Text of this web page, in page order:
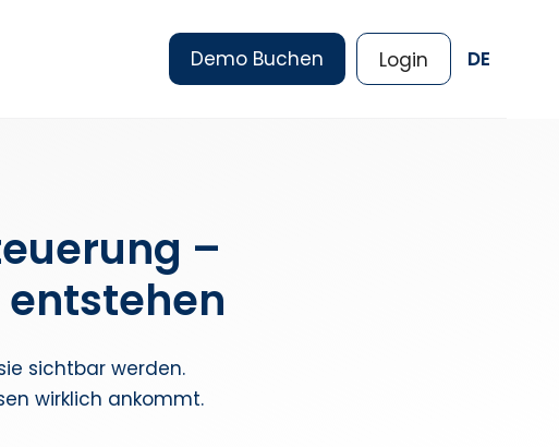
Demo Buchen Login DE
–
sichtbar werden.
wirklich ankommt.